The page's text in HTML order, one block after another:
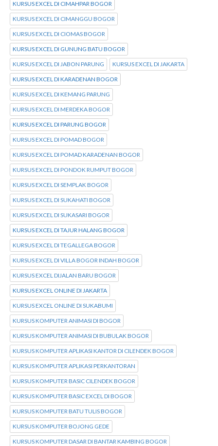
KURSUS EXCEL DI CIMAHPAR BOGOR
KURSUS EXCEL DI CIMANGGU BOGOR
KURSUS EXCEL DI CIOMAS BOGOR
KURSUS EXCEL DI GUNUNG BATU BOGOR
KURSUS EXCEL DI JABON PARUNG KURSUS EXCEL DI JAKARTA
KURSUS EXCEL DI KARADENAN BOGOR
KURSUS EXCEL DI KEMANG PARUNG
KURSUS EXCEL DI MERDEKA BOGOR
KURSUS EXCEL DI PARUNG BOGOR
KURSUS EXCEL DI POMAD BOGOR
KURSUS EXCEL DI POMAD KARADENAN BOGOR
KURSUS EXCEL DI PONDOK RUMPUT BOGOR
KURSUS EXCEL DI SEMPLAK BOGOR
KURSUS EXCEL DI SUKAHATI BOGOR
KURSUS EXCEL DI SUKASARI BOGOR
KURSUS EXCEL DI TAJUR HALANG BOGOR
KURSUS EXCEL DI TEGALLEGA BOGOR
KURSUS EXCEL DI VILLA BOGOR INDAH BOGOR
KURSUS EXCEL DIJALAN BARU BOGOR
KURSUS EXCEL ONLINE DI JAKARTA
KURSUS EXCEL ONLINE DI SUKABUMI
KURSUS KOMPUTER ANIMASI DI BOGOR
KURSUS KOMPUTER ANIMASI DI BUBULAK BOGOR
KURSUS KOMPUTER APLIKASI KANTOR DI CILENDEK BOGOR
KURSUS KOMPUTER APLIKASI PERKANTORAN
KURSUS KOMPUTER BASIC CILENDEK BOGOR
KURSUS KOMPUTER BASIC EXCEL DI BOGOR
KURSUS KOMPUTER BATU TULIS BOGOR
KURSUS KOMPUTER BOJONG GEDE
KURSUS KOMPUTER DASAR DI BANTAR KAMBING BOGOR